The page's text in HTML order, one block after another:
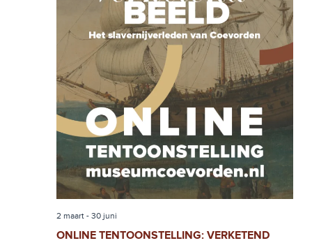
T
E
N
Z
O
E
K
E
E
E
R
G
A
N
2 maart- 30 juni
ONLINE TENTOONSTELLING: VERKETEND